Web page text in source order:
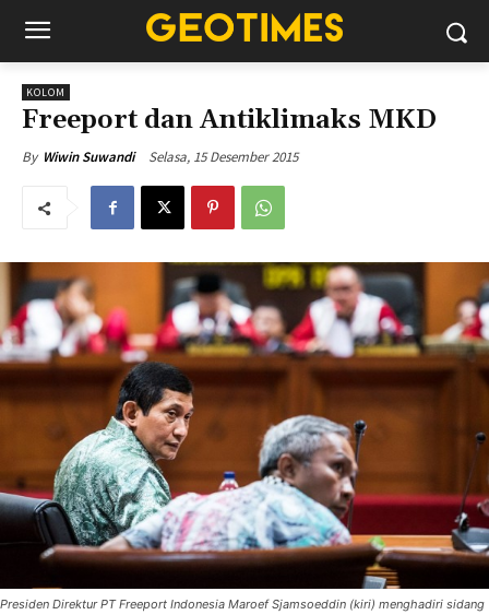
KOLOM
Freeport dan Antiklimaks MKD
By Wiwin Suwandi Selasa, 15 Desember 2015
Presiden Direktur PT Freeport Indonesia Maroef Sjamsoeddin (kiri) menghadiri sidang